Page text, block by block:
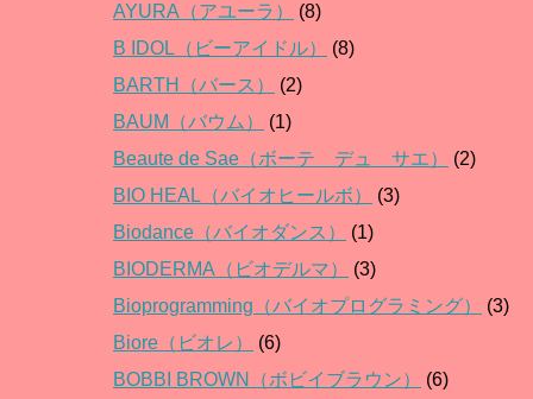
AYURA（アユーラ）
(8)
B IDOL（ビーアイドル）
(8)
BARTH（バース）
(2)
BAUM（バウム）
(1)
Beaute de Sae（ボーテ デュ サエ）
(2)
BIO HEAL（バイオヒールボ）
(3)
Biodance（バイオダンス）
(1)
BIODERMA（ビオデルマ）
(3)
Bioprogramming（バイオプログラミング）
(3)
Biore（ビオレ）
(6)
BOBBI BROWN（ボビイブラウン）
(6)